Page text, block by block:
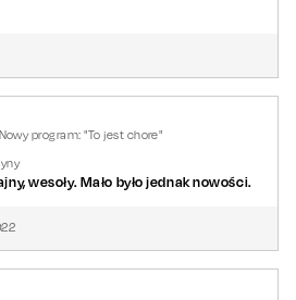
program: "To jest chore"
wesoły. Mało było jednak nowości.